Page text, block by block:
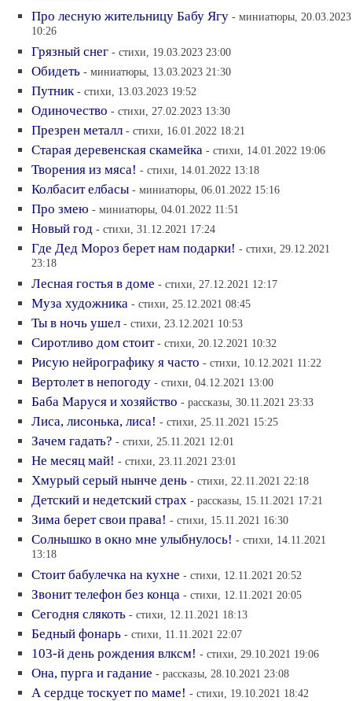
Про лесную жительницу Бабу Ягу - миниатюры, 20.03.2023
10:26
Грязный снег - стихи, 19.03.2023 23:00
Обидеть - миниатюры, 13.03.2023 21:30
Путник - стихи, 13.03.2023 19:52
Одиночество - стихи, 27.02.2023 13:30
Презрен металл - стихи, 16.01.2022 18:21
Старая деревенская скамейка - стихи, 14.01.2022 19:06
Творения из мяса! - стихи, 14.01.2022 13:18
Колбасит елбасы - миниатюры, 06.01.2022 15:16
Про змею - миниатюры, 04.01.2022 11:51
Новый год - стихи, 31.12.2021 17:24
Где Дед Мороз берет нам подарки! - стихи, 29.12.2021
23:18
Лесная гостья в доме - стихи, 27.12.2021 12:17
Муза художника - стихи, 25.12.2021 08:45
Ты в ночь ушел - стихи, 23.12.2021 10:53
Сиротливо дом стоит - стихи, 20.12.2021 10:32
Рисую нейрографику я часто - стихи, 10.12.2021 11:22
Вертолет в непогоду - стихи, 04.12.2021 13:00
Баба Маруся и хозяйство - рассказы, 30.11.2021 23:33
Лиса, лисонька, лиса! - стихи, 25.11.2021 15:25
Зачем гадать? - стихи, 25.11.2021 12:01
Не месяц май! - стихи, 23.11.2021 23:01
Хмурый серый нынче день - стихи, 22.11.2021 22:18
Детский и недетский страх - рассказы, 15.11.2021 17:21
Зима берет свои права! - стихи, 15.11.2021 16:30
Солнышко в окно мне улыбнулось! - стихи, 14.11.2021
13:18
Стоит бабулечка на кухне - стихи, 12.11.2021 20:52
Звонит телефон без конца - стихи, 12.11.2021 20:05
Сегодня слякоть - стихи, 12.11.2021 18:13
Бедный фонарь - стихи, 11.11.2021 22:07
103-й день рождения влксм! - стихи, 29.10.2021 19:06
Она, пурга и гадание - рассказы, 28.10.2021 23:08
А сердце тоскует по маме! - стихи, 19.10.2021 18:42